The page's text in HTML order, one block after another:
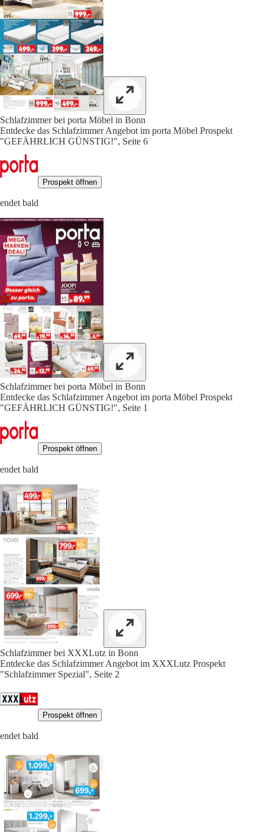
Schlafzimmer bei porta Möbel in Bonn
Entdecke das Schlafzimmer Angebot im porta Möbel Prospekt
"GEFÄHRLICH GÜNSTIG!", Seite 6
Prospekt öffnen
endet bald
Schlafzimmer bei porta Möbel in Bonn
Entdecke das Schlafzimmer Angebot im porta Möbel Prospekt
"GEFÄHRLICH GÜNSTIG!", Seite 1
Prospekt öffnen
endet bald
Schlafzimmer bei XXXLutz in Bonn
Entdecke das Schlafzimmer Angebot im XXXLutz Prospekt
"Schlafzimmer Spezial", Seite 2
Prospekt öffnen
endet bald